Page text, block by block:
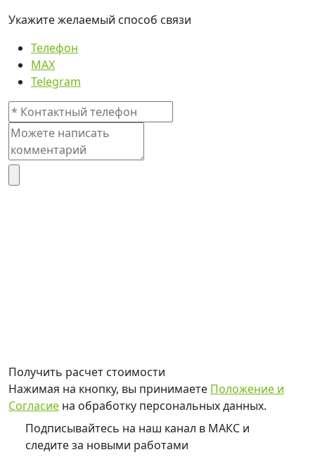
Укажите желаемый способ связи
Телефон
MAX
Telegram
Получить расчет стоимости
Нажимая на кнопку, вы принимаете Положение и
Согласие на обработку персональных данных.
Подписывайтесь на наш канал в МАКС и
следите за новыми работами